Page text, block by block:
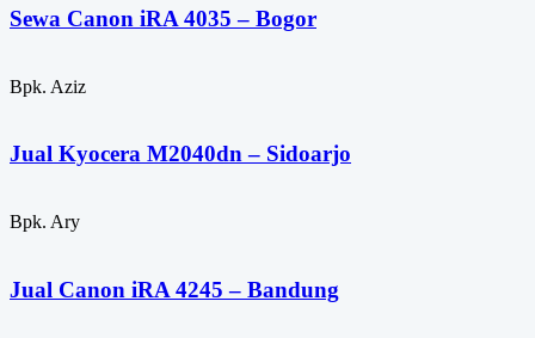
Sewa Canon iRA 4035 – Bogor
Bpk. Aziz
Jual Kyocera M2040dn – Sidoarjo
Bpk. Ary
Jual Canon iRA 4245 – Bandung